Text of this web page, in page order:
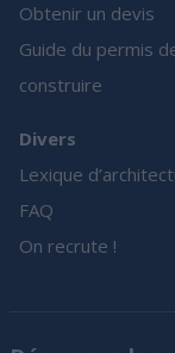
Obtenir un devis
Guide du permis
construire
Divers
Lexique
FAQ
On recrute !